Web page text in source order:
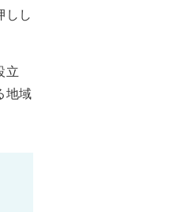
しし
立
地域